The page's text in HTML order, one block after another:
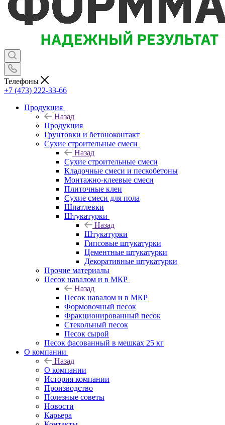
Телефоны
+7 (473) 222-33-66
Продукция
Назад
Продукция
Грунтовки и бетоноконтакт
Сухие строительные смеси
Назад
Сухие строительные смеси
Кладочные смеси и пескобетоны
Монтажно-клеевые смеси
Плиточные клеи
Сухие смеси для пола
Шпатлевки
Штукатурки
Назад
Штукатурки
Гипсовые штукатурки
Цементные штукатурки
Декоративные штукатурки
Прочие материалы
Песок навалом и в МКР
Назад
Песок навалом и в МКР
Формовочный песок
Фракционированный песок
Стекольный песок
Песок сырой
Песок фасованный в мешках 25 кг
О компании
Назад
О компании
История компании
Производство
Полезные советы
Новости
Карьера